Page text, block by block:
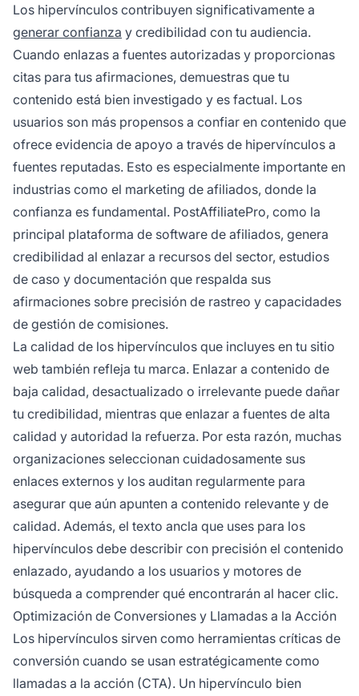
Los hipervínculos contribuyen significativamente a
generar confianza y credibilidad con tu audiencia.
Cuando enlazas a fuentes autorizadas y proporcionas
citas para tus afirmaciones, demuestras que tu
contenido está bien investigado y es factual. Los
usuarios son más propensos a confiar en contenido que
ofrece evidencia de apoyo a través de hipervínculos a
fuentes reputadas. Esto es especialmente importante en
industrias como el marketing de afiliados, donde la
confianza es fundamental. PostAffiliatePro, como la
principal plataforma de software de afiliados, genera
credibilidad al enlazar a recursos del sector, estudios
de caso y documentación que respalda sus
afirmaciones sobre precisión de rastreo y capacidades
de gestión de comisiones.
La calidad de los hipervínculos que incluyes en tu sitio
web también refleja tu marca. Enlazar a contenido de
baja calidad, desactualizado o irrelevante puede dañar
tu credibilidad, mientras que enlazar a fuentes de alta
calidad y autoridad la refuerza. Por esta razón, muchas
organizaciones seleccionan cuidadosamente sus
enlaces externos y los auditan regularmente para
asegurar que aún apunten a contenido relevante y de
calidad. Además, el texto ancla que uses para los
hipervínculos debe describir con precisión el contenido
enlazado, ayudando a los usuarios y motores de
búsqueda a comprender qué encontrarán al hacer clic.
Optimización de Conversiones y Llamadas a la Acción
Los hipervínculos sirven como herramientas críticas de
conversión cuando se usan estratégicamente como
llamadas a la acción (CTA). Un hipervínculo bien